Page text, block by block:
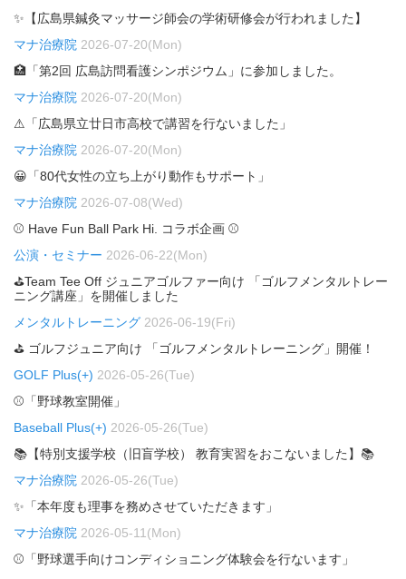
✨【広島県鍼灸マッサージ師会の学術研修会が行われました】
マナ治療院 2026-07-20(Mon)
🏥「第2回 広島訪問看護シンポジウム」に参加しました。
マナ治療院 2026-07-20(Mon)
⚠「広島県立廿日市高校で講習を行ないました」
マナ治療院 2026-07-20(Mon)
😀「80代女性の立ち上がり動作もサポート」
マナ治療院 2026-07-08(Wed)
⚾ Have Fun Ball Park Hi. コラボ企画 ⚾
公演・セミナー 2026-06-22(Mon)
⛳Team Tee Off ジュニアゴルファー向け 「ゴルフメンタルトレー
ニング講座」を開催しました
メンタルトレーニング 2026-06-19(Fri)
⛳ ゴルフジュニア向け 「ゴルフメンタルトレーニング」開催！
GOLF Plus(+) 2026-05-26(Tue)
⚾「野球教室開催」
Baseball Plus(+) 2026-05-26(Tue)
📚【特別支援学校（旧盲学校） 教育実習をおこないました】📚
マナ治療院 2026-05-26(Tue)
✨「本年度も理事を務めさせていただきます」
マナ治療院 2026-05-11(Mon)
⚾「野球選手向けコンディショニング体験会を行ないます」